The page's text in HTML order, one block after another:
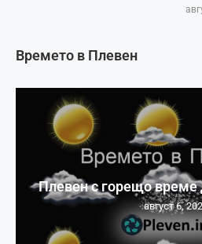
Времето в Плевен
Плевен с горещо време
август 6,